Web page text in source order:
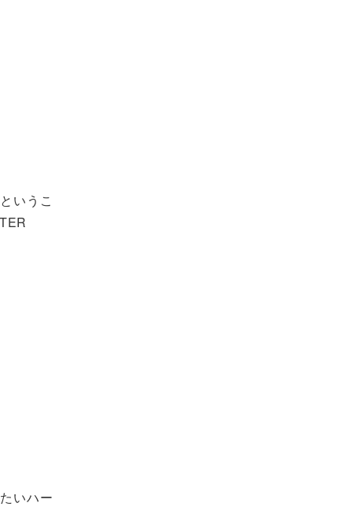
いうこ
いハー